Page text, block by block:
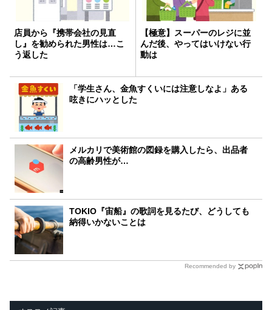
店員から『携帯会社の見直
し』を勧められた男性は…こ
う返した
【極意】スーパーのレジに並
んだ後、やってはいけない行
動は
「学生さん、金魚すくいには注意しなよ」ある
呟きにハッとした
メルカリで美術館の図録を購入したら、出品者
の高齢男性が…
TOKIO『宙船』の歌詞を見るたび、どうしても
納得いかないことは
Recommended by